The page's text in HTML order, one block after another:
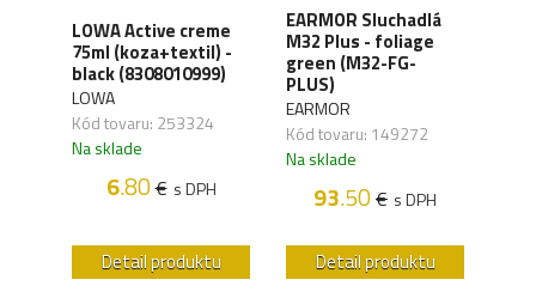
LOWA Active creme
75ml (koza+textil) -
black (8308010999)
LOWA
Kód tovaru: 253324
Na sklade
6.80€ s DPH
Detail produktu
EARMOR Sluchadlá
M32 Plus - foliage
green (M32-FG-
PLUS)
EARMOR
Kód tovaru: 149272
Na sklade
93.50€ s DPH
Detail produktu